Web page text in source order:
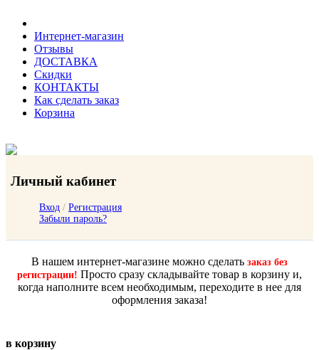
Интернет-магазин
Отзывы
ДОСТАВКА
Скидки
КОНТАКТЫ
Как сделать заказ
Корзина
Личный кабинет
Вход / Регистрация
Забыли пароль?
В нашем интернет-магазине можно сделать заказ без
регистрации! Просто сразу складывайте товар в корзину и,
когда наполните всем необходимым, переходите в нее для
оформления заказа!
в корзину